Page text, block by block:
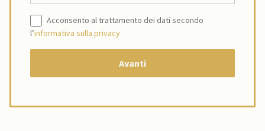
Acconsento al trattamento dei dati secondo
l’informativa sulla privacy